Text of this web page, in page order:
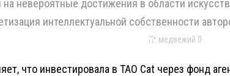
невероятные достижения в области
интеллектуальной собственности
медвежий 0
что инвестировала в TAO Cat через фонд